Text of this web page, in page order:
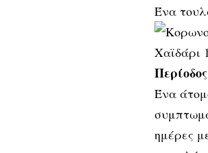
Ένα
Ένα
ημέρες